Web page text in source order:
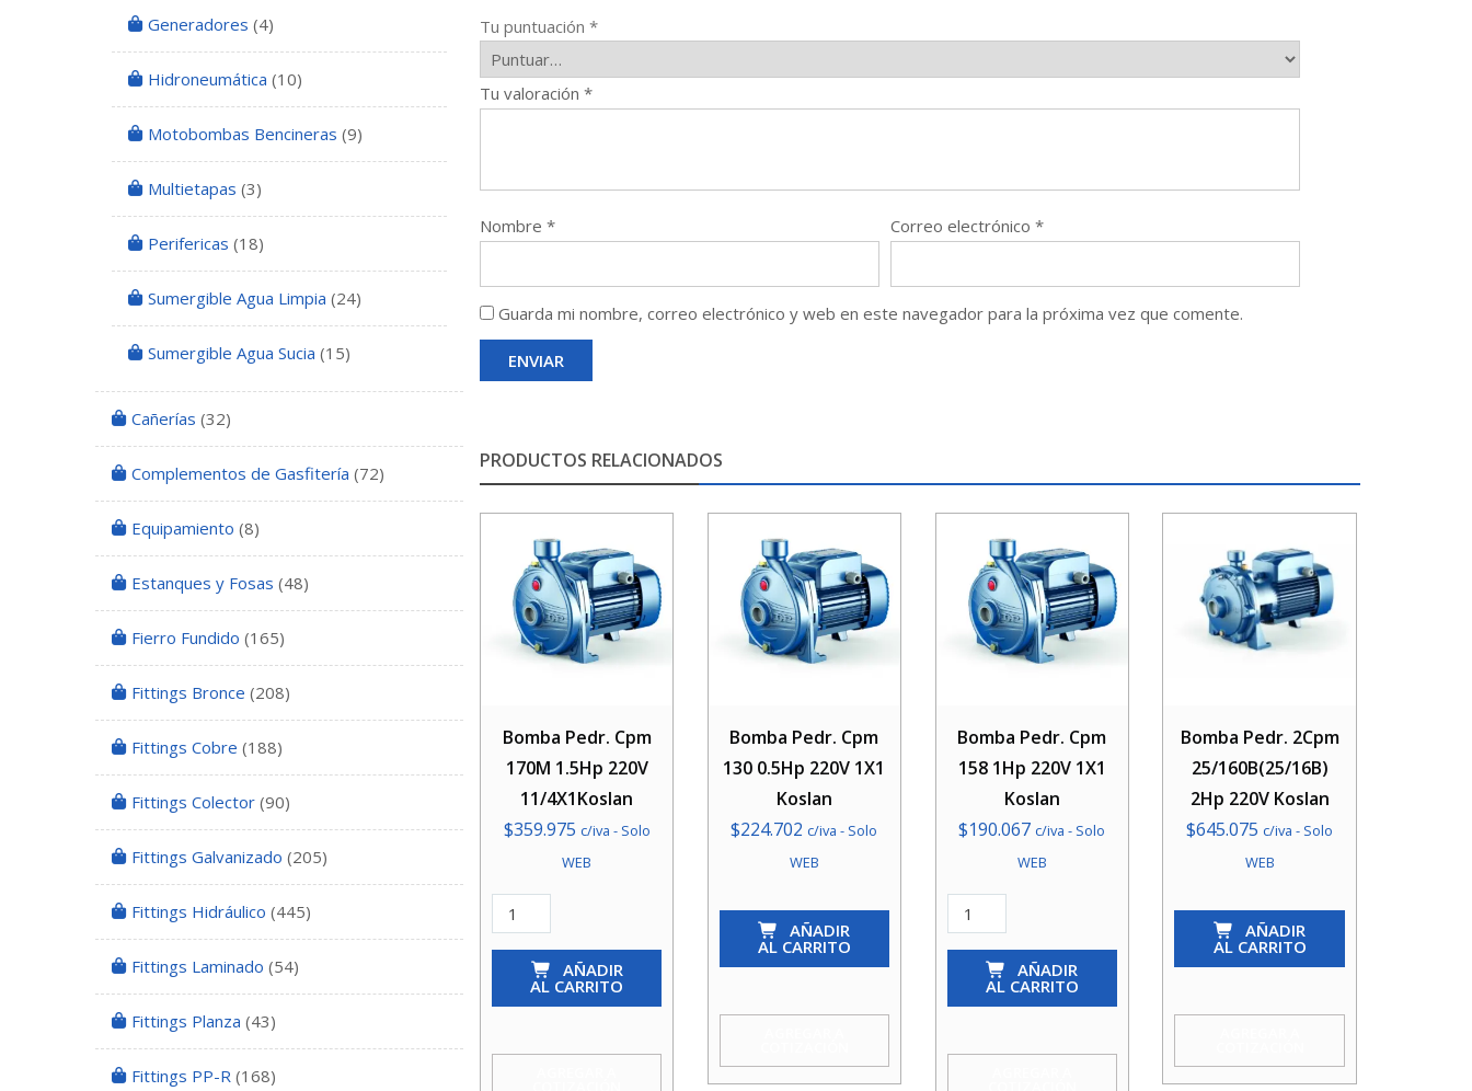
Tu puntuación *
Tu valoración *
Nombre * Correo electrónico *
Guarda mi nombre, correo electrónico y web en este navegador para la próxima vez que comente.
PRODUCTOS RELACIONADOS
Bomba Pedr. Cpm
170M 1.5Hp 220V
11/4X1Koslan
$359.975 c/iva - Solo
WEB
Bomba
Pedr.
220V
AÑADIR
AL CARRITO
Bomba Pedr. Cpm
130 0.5Hp 220V 1X1
Koslan
$224.702 c/iva - Solo
WEB
Bomba
Cpm
220V
AÑADIR
AL CARRITO
Bomba Pedr. Cpm
158 1Hp 220V 1X1
Koslan
$190.067 c/iva - Solo
WEB
Bomba
Pedr.
220V
AÑADIR
AL CARRITO
Bomba Pedr. 2Cpm
25/160B(25/16B)
2Hp 220V Koslan
$645.075 c/iva - Solo
WEB
Bomba
2Cpm
220V
AÑADIR
AL CARRITO
Generadores (4)
Hidroneumática (10)
Motobombas Bencineras (9)
Multietapas (3)
Perifericas (18)
Sumergible Agua Limpia (24)
Sumergible Agua Sucia (15)
Cañerías (32)
Complementos de Gasfitería (72)
Equipamiento (8)
Estanques y Fosas (48)
Fierro Fundido (165)
Fittings Bronce (208)
Fittings Cobre (188)
Fittings Colector (90)
Fittings Galvanizado (205)
Fittings Hidráulico (445)
Fittings Laminado (54)
Fittings Planza (43)
Fittings PP-R (168)